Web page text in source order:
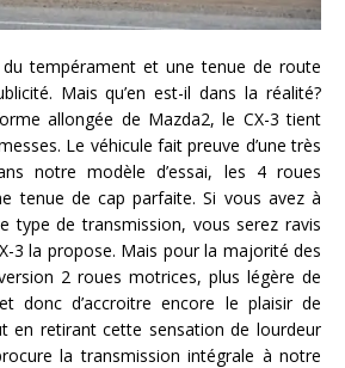
tempérament et une tenue de route
Mais qu’en est-il dans la réalité?
allongée de Mazda2, le CX-3 tient
Le véhicule fait preuve d’une très
notre modèle d’essai, les 4 roues
tenue de cap parfaite. Si vous avez à
type de transmission, vous serez ravis
3 la propose. Mais pour la majorité des
2 roues motrices, plus légère de
donc d’accroitre encore le plaisir de
en retirant cette sensation de lourdeur
la transmission intégrale à notre